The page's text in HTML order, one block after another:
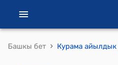
Башкы бет ›